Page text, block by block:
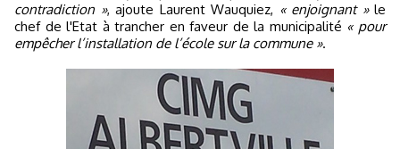
contradiction », ajoute Laurent Wauquiez, « enjoignant »le
chef de l'Etat à trancher en faveur de la municipalité « pour
empêcher l’installation de l’école sur la commune ».